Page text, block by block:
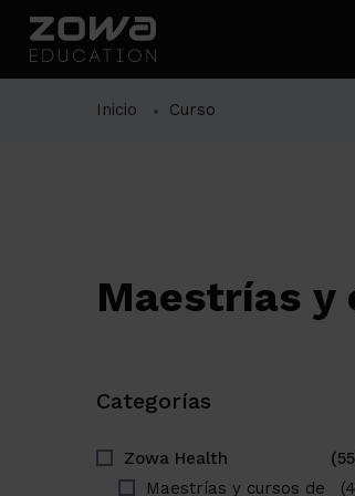
Inicio Curso
Maestrías y
Categorías
Zowa Health
Maestrías y cursos de